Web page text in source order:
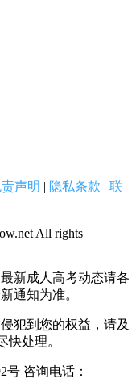
声明 | 隐私条款 | 联
All rights
新成人高考动态请各
通知为准。
犯到您的权益，请及
快处理。
咨询电话：